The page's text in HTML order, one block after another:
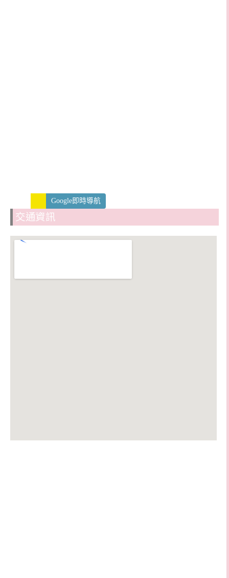
Google即時導航
交通資訊